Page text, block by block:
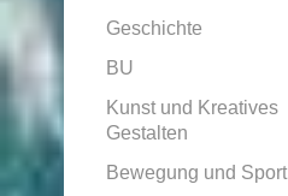
Geschichte
BU
Kunst und Kreatives
Gestalten
Bewegung und Sport